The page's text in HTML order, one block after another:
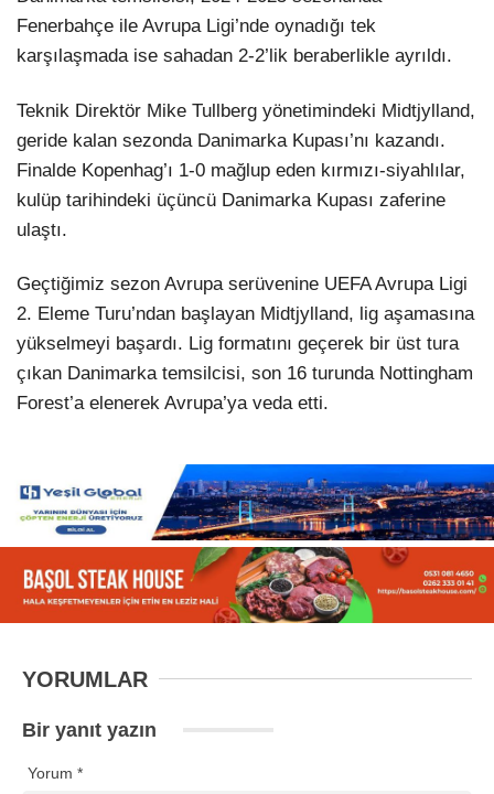
Fenerbahçe ile Avrupa Ligi’nde oynadığı tek
karşılaşmada ise sahadan 2-2’lik beraberlikle ayrıldı.
Teknik Direktör Mike Tullberg yönetimindeki Midtjylland,
geride kalan sezonda Danimarka Kupası’nı kazandı.
Finalde Kopenhag’ı 1-0 mağlup eden kırmızı-siyahlılar,
kulüp tarihindeki üçüncü Danimarka Kupası zaferine
ulaştı.
Geçtiğimiz sezon Avrupa serüvenine UEFA Avrupa Ligi
2. Eleme Turu’ndan başlayan Midtjylland, lig aşamasına
yükselmeyi başardı. Lig formatını geçerek bir üst tura
çıkan Danimarka temsilcisi, son 16 turunda Nottingham
Forest’a elenerek Avrupa’ya veda etti.
YORUMLAR
Bir yanıt yazın
Yorum *